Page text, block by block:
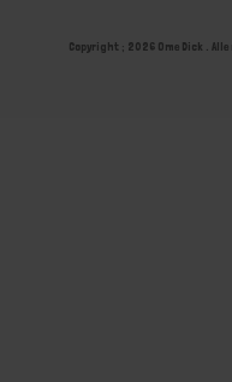
Copyright ; 2026 Ome Dick .